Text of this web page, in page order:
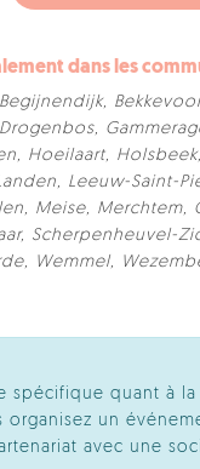
dans les
Begijnendijk,
Drogenbos,
, Hoeilaart, Holsbeek,
, Leeuw-Saint-
, Meise, Merchtem,
, Scherpenheuvel-
, Wemmel,
spécifique quant à la
organisez un
avec une